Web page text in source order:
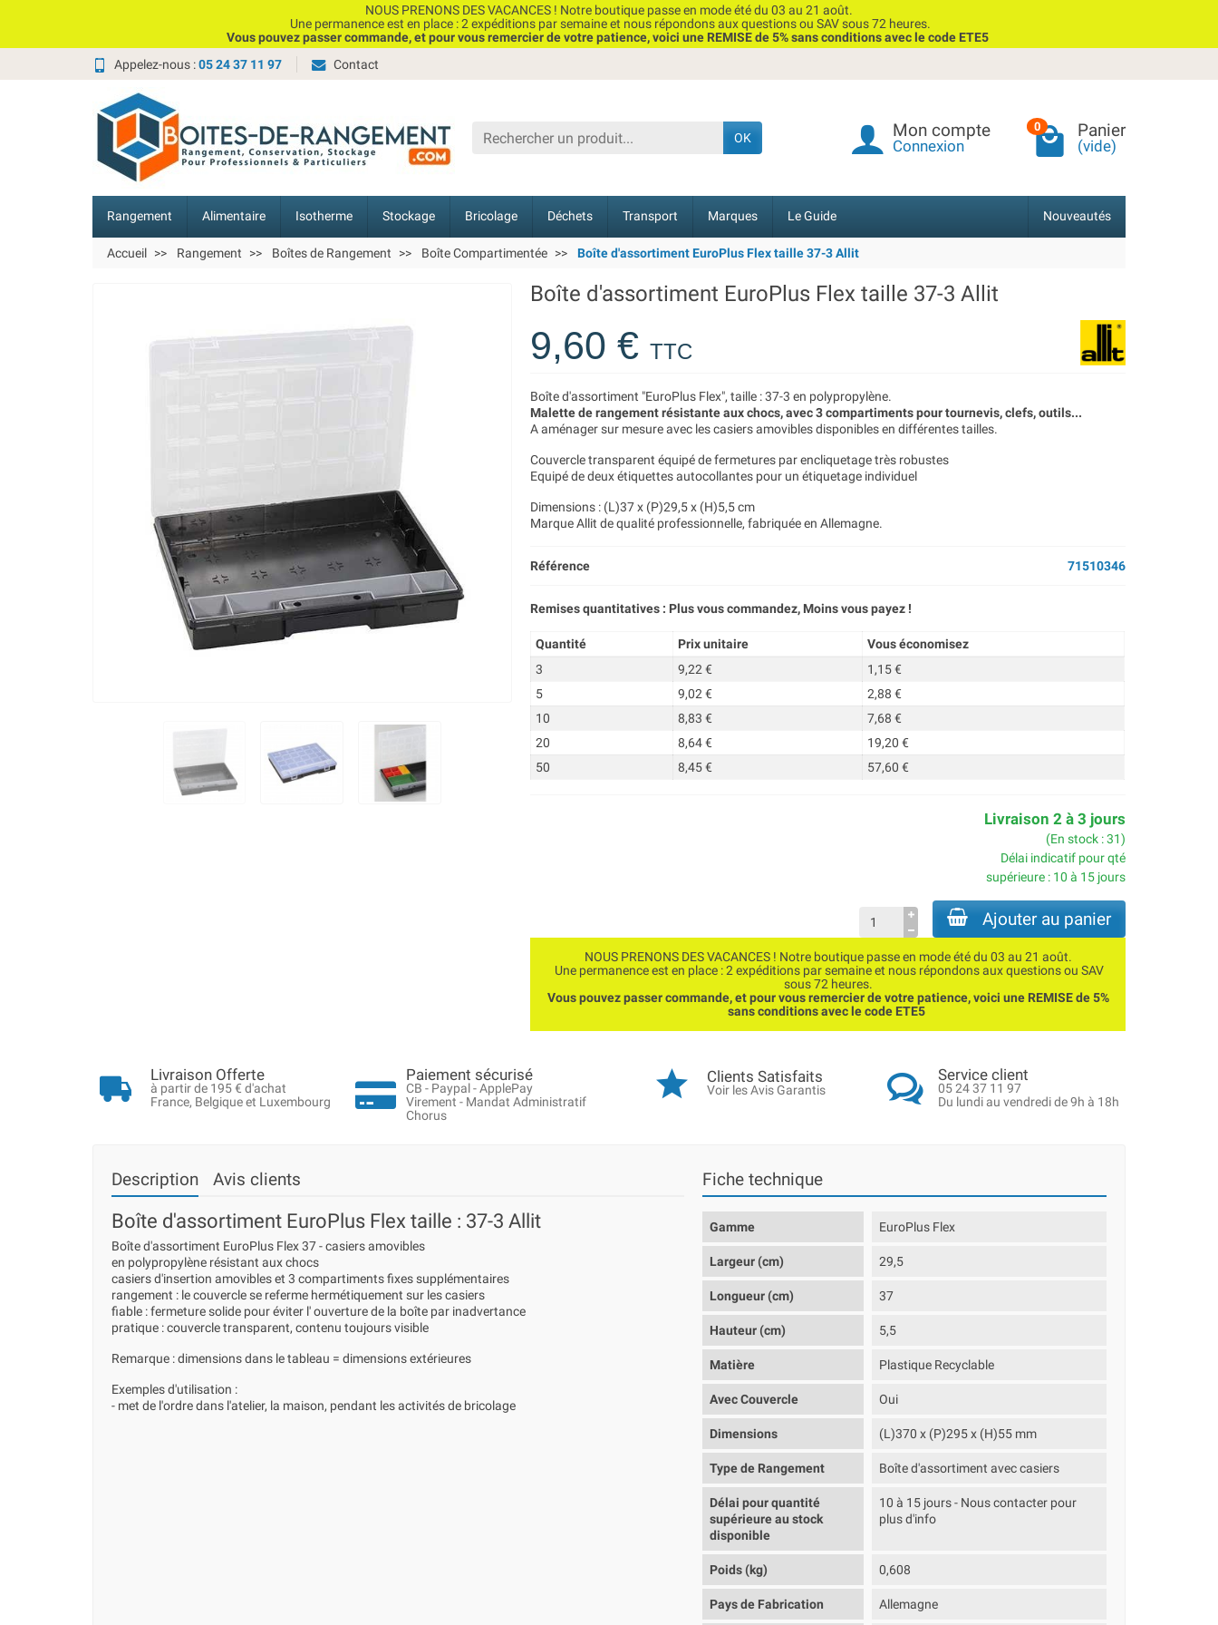
NOUS PRENONS DES VACANCES ! Notre boutique passe en mode été du 03 au 21 août.
Une permanence est en place : 2 expéditions par semaine et nous répondons aux questions ou SAV sous 72 heures.
Vous pouvez passer commande, et pour vous remercier de votre patience, voici une REMISE de 5% sans conditions avec le code ETE5
Appelez-nous :05 24 37 11 97 Contact
OK Mon compte
Connexion
0 Panier
(vide)
Rangement Alimentaire Isotherme Stockage Bricolage Déchets Transport Marques Le Guide Nouveautés
Accueil Rangement Boîtes de Rangement Boîte Compartimentée Boîte d'assortiment EuroPlus Flex taille 37-3 Allit
Boîte d'assortiment EuroPlus Flex taille 37-3 Allit
9,60 €TTC
Boîte d'assortiment "EuroPlus Flex", taille : 37-3 en polypropylène.
Malette de rangement résistante aux chocs, avec 3 compartiments pour tournevis, clefs, outils...
A aménager sur mesure avec les casiers amovibles disponibles en différentes tailles.
Couvercle transparent équipé de fermetures par encliquetage très robustes
Equipé de deux étiquettes autocollantes pour un étiquetage individuel
Dimensions : (L)37 x (P)29,5 x (H)5,5 cm
Marque Allit de qualité professionnelle, fabriquée en Allemagne.
Référence 71510346
Remises quantitatives : Plus vous commandez, Moins vous payez !
Quantité Prix unitaire
Vous économisez
3
9,22 €
1,15 €
5
9,02 €
2,88 €
10
8,83 €
7,68 €
20
8,64 €
19,20 €
50
8,45 € 57,60 €
Livraison 2 à 3 jours
(En stock : 31)
Délai indicatif pour qté
supérieure : 10 à 15 jours
Ajouter au panier
NOUS PRENONS DES VACANCES ! Notre boutique passe en mode été du 03 au 21 août.
Une permanence est en place : 2 expéditions par semaine et nous répondons aux questions ou SAV
sous 72 heures.
Vous pouvez passer commande, et pour vous remercier de votre patience, voici une REMISE de 5%
sans conditions avec le code ETE5
Livraison Offerte
à partir de 195 € d'achat
France, Belgique et Luxembourg
Paiement sécurisé
CB - Paypal - ApplePay
Virement - Mandat Administratif
Chorus
Clients Satisfaits
Voir les Avis Garantis
Service client
05 24 37 11 97
Du lundi au vendredi de 9h à 18h
Description Avis clients
Boîte d'assortiment EuroPlus Flex taille : 37-3 Allit
Boîte d'assortiment EuroPlus Flex 37 - casiers amovibles
en polypropylène résistant aux chocs
casiers d'insertion amovibles et 3 compartiments fixes supplémentaires
rangement : le couvercle se referme hermétiquement sur les casiers
fiable : fermeture solide pour éviter l' ouverture de la boîte par inadvertance
pratique : couvercle transparent, contenu toujours visible
Remarque : dimensions dans le tableau = dimensions extérieures
Exemples d'utilisation :
- met de l'ordre dans l'atelier, la maison, pendant les activités de bricolage
Fiche technique
Gamme EuroPlus Flex
Largeur (cm) 29,5
Longueur (cm) 37
Hauteur (cm) 5,5
Matière Plastique Recyclable
Avec Couvercle Oui
Dimensions (L)370 x (P)295 x (H)55 mm
Type de Rangement Boîte d'assortiment avec casiers
Délai pour quantité
supérieure au stock
disponible
10 à 15 jours - Nous contacter pour
plus d'info
Poids (kg) 0,608
Pays de Fabrication Allemagne